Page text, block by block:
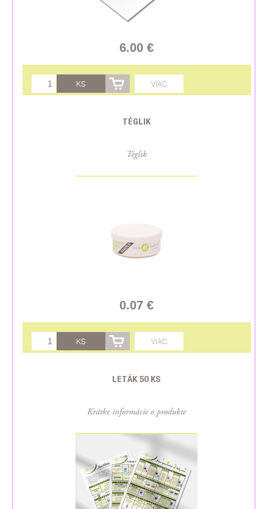
6.00 €
KS VIAC
TÉGLIK
Téglik
0.07 €
KS VIAC
LETÁK 50 KS
Krátke informácie o produkte